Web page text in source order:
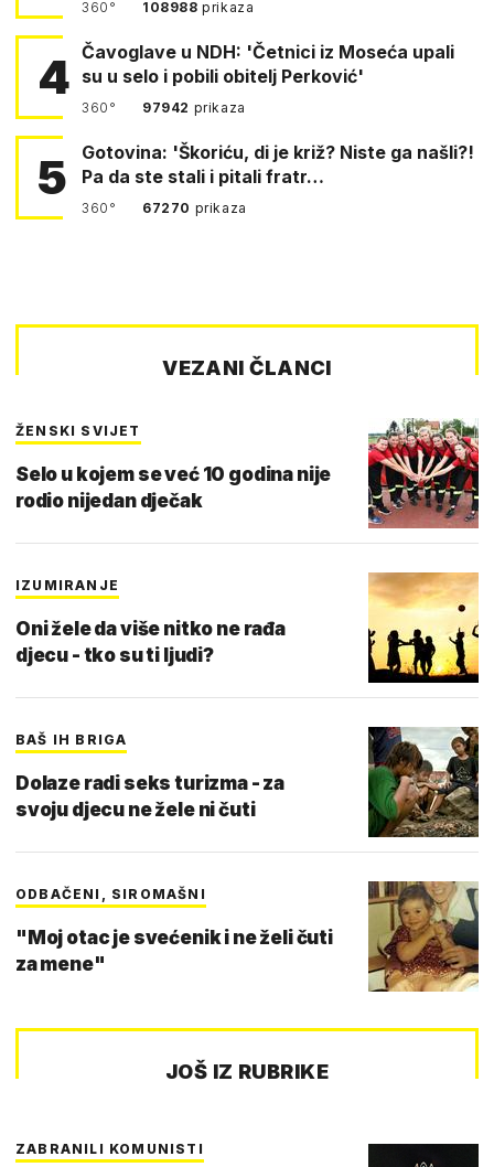
360° 108988prikaza
4 Čavoglave u NDH: 'Četnici iz Moseća upali
su u selo i pobili obitelj Perković'
360° 97942 prikaza
5
Gotovina: 'Škoriću, di je križ? Niste ga našli?!
Pa da ste stali i pitali fratr…
360° 67270 prikaza
VEZANI ČLANCI
ŽENSKI SVIJET
Selo u kojem se već 10 godina nije
rodio nijedan dječak
IZUMIRANJE
Oni žele da više nitko ne rađa
djecu - tko su ti ljudi?
BAŠ IH BRIGA
Dolaze radi seks turizma - za
svoju djecu ne žele ni čuti
ODBAČENI, SIROMAŠNI
"Moj otac je svećenik i ne želi čuti
za mene"
JOŠ IZ RUBRIKE
ZABRANILI KOMUNISTI